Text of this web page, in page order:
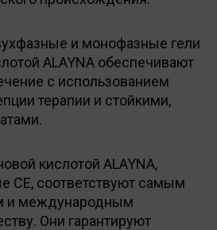
и монофазные гели
ALAYNA обеспечивают
с использованием
терапии и стойкими,
кислотой ALAYNA,
CE, соответствуют самым
и международным
Они гарантируют